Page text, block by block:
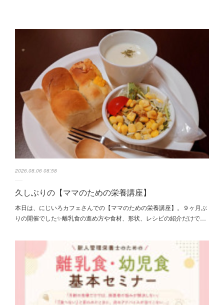
2026.08.06 08:58
久しぶりの【ママのための栄養講座】
本日は、にじいろカフェさんでの【ママのための栄養講座】。９ヶ月ぶ
りの開催でした✨離乳食の進め方や食材、形状、レシピの紹介だけで…